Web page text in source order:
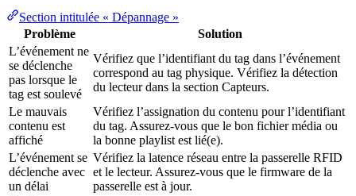
Section intitulée « Dépannage »
Problème
Solution
L’événement ne
se déclenche
pas lorsque le
tag est soulevé
Vérifiez que l’identifiant du tag dans l’événement
correspond au tag physique. Vérifiez la détection
du lecteur dans la section Capteurs.
Le mauvais
contenu est
affiché
Vérifiez l’assignation du contenu pour l’identifiant
du tag. Assurez-vous que le bon fichier média ou
la bonne playlist est lié(e).
L’événement se
déclenche avec
un délai
Vérifiez la latence réseau entre la passerelle RFID
et le lecteur. Assurez-vous que le firmware de la
passerelle est à jour.